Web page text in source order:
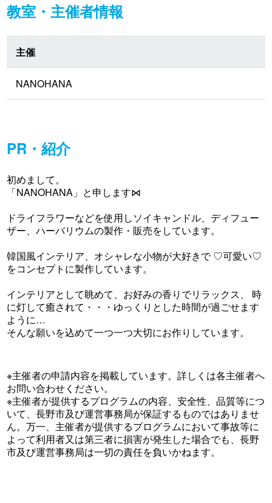
教室・主催者情報
主催
NANOHANA
PR・紹介
初めまして。
「NANOHANA」と申します⋈
ドライフラワーなどを使用しソイキャンドル、ディフュー
ザー、ハーバリウムの製作・販売をしています。
韓国風インテリア、オシャレな小物が大好きで ♡可愛い♡
をコンセプトに製作しています。
インテリアとして眺めて、お好みの香りでリラックス、 時
に灯して癒されて・・・ゆっくりとした時間が過ごせます
ように…
そんな願いを込めて一つ一つ大切にお作りしています。
※主催者の申請内容を掲載しています。詳しくは各主催者へ
お問い合わせください。
※主催者が提供するプログラムの内容、安全性、品質等につ
いて、長野市及び運営事務局が保証するものではありませ
ん。万一、主催者が提供するプログラムにおいて事故等に
よって利用者又は第三者に損害が発生した場合でも、長野
市及び運営事務局は一切の責任を負いかねます。